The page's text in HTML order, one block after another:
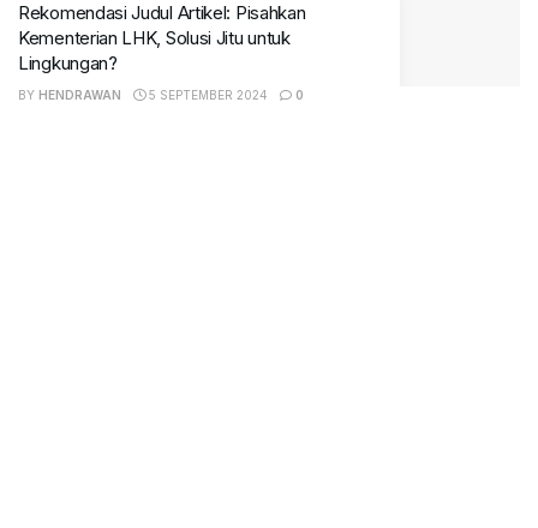
Rekomendasi Judul Artikel: Pisahkan
Kementerian LHK, Solusi Jitu untuk
Lingkungan?
BY HENDRAWAN 5 SEPTEMBER 2024 0